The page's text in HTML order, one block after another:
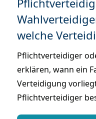
welche
Pflichtverteidiger
erklären, wann ein
Verteidigung
Pflichtverteidiger